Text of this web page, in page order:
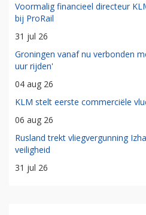
Voormalig financieel directeur
bij ProRail
31 jul 26
Groningen vanaf nu verbonden
uur rijden'
04 aug 26
KLM stelt eerste commerciële
06 aug 26
Rusland trekt vliegvergunning
veiligheid
31 jul 26